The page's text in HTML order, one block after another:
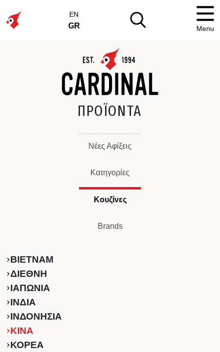
EN
GR Menu
ΠΡΟΪΟΝΤΑ
Νέες Αφίξεις
Κατηγορίες
Κουζίνες
Brands
ΒΙΕΤΝΑΜ
ΔΙΕΘΝΗ
ΙΑΠΩΝΙΑ
ΙΝΔΙΑ
ΙΝΔΟΝΗΣΙΑ
ΚINA
ΚΟΡΕΑ